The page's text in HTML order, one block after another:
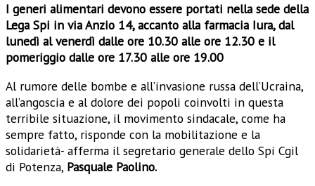
I generi alimentari devono essere portati nella sede della
Lega Spi in via Anzio 14, accanto alla farmacia Iura, dal
lunedì al venerdì dalle ore 10.30 alle ore 12.30 e il
pomeriggio dalle ore 17.30 alle ore 19.00
Al rumore delle bombe e all’invasione russa dell’Ucraina,
all’angoscia e al dolore dei popoli coinvolti in questa
terribile situazione, il movimento sindacale, come ha
sempre fatto, risponde con la mobilitazione e la
solidarietà- afferma il segretario generale dello Spi Cgil
di Potenza, Pasquale Paolino.